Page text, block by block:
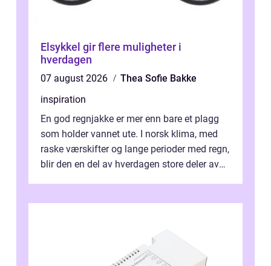
Elsykkel gir flere muligheter i
hverdagen
07 august 2026
Thea Sofie Bakke
inspiration
En god regnjakke er mer enn bare et plagg
som holder vannet ute. I norsk klima, med
raske værskifter og lange perioder med regn,
blir den en del av hverdagen store deler av